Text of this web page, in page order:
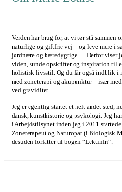
Verden har brug for, at vi tør stå sammen
naturlige og giftfrie vej – og leve mere i
jordnære og bæredygtige … Derfor viser
viden, sunde opskrifter og inspiration til
holistisk livsstil. Og du får også indblik i
med zoneterapi og akupunktur – især
ved graviditet.
Jeg er egentlig startet et helt andet sted,
dansk, kunsthistorie og psykologi. Jeg
i Arbejdstilsynet inden jeg i 2011
Zoneterapeut og Naturopat (i Biologisk
desuden forfatter til bogen “Lektinfri”.